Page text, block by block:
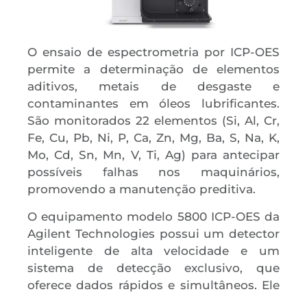
O ensaio de espectrometria por ICP-OES
permite a determinação de elementos
aditivos, metais de desgaste e
contaminantes em óleos lubrificantes.
São monitorados 22 elementos (Si, Al, Cr,
Fe, Cu, Pb, Ni, P, Ca, Zn, Mg, Ba, S, Na, K,
Mo, Cd, Sn, Mn, V, Ti, Ag) para antecipar
possíveis falhas nos maquinários,
promovendo a manutenção preditiva.
O equipamento modelo 5800 ICP-OES da
Agilent Technologies possui um detector
inteligente de alta velocidade e um
sistema de detecção exclusivo, que
oferece dados rápidos e simultâneos. Ele